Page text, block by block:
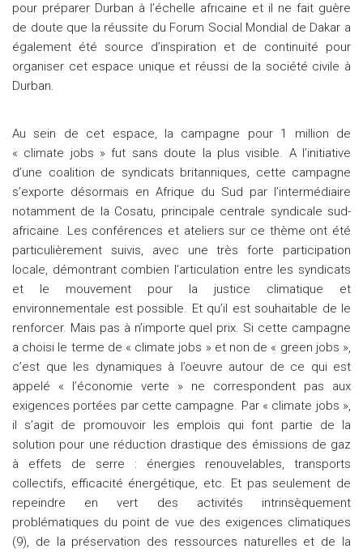
pour préparer Durban à l’échelle africaine et il ne fait guère
de doute que la réussite du Forum Social Mondial de Dakar a
également été source d’inspiration et de continuité pour
organiser cet espace unique et réussi de la société civile à
Durban.
Au sein de cet espace, la campagne pour 1 million de
« climate jobs » fut sans doute la plus visible. A l’initiative
d’une coalition de syndicats britanniques, cette campagne
s’exporte désormais en Afrique du Sud par l’intermédiaire
notamment de la Cosatu, principale centrale syndicale sud-
africaine. Les conférences et ateliers sur ce thème ont été
particulièrement suivis, avec une très forte participation
locale, démontrant combien l’articulation entre les syndicats
et le mouvement pour la justice climatique et
environnementale est possible. Et qu’il est souhaitable de le
renforcer. Mais pas à n’importe quel prix. Si cette campagne
a choisi le terme de « climate jobs » et non de « green jobs »,
c’est que les dynamiques à l’oeuvre autour de ce qui est
appelé « l’économie verte » ne correspondent pas aux
exigences portées par cette campagne. Par « climate jobs »,
il s’agit de promouvoir les emplois qui font partie de la
solution pour une réduction drastique des émissions de gaz
à effets de serre : énergies renouvelables, transports
collectifs, efficacité énergétique, etc. Et pas seulement de
repeindre en vert des activités intrinsèquement
problématiques du point de vue des exigences climatiques
(9), de la préservation des ressources naturelles et de la